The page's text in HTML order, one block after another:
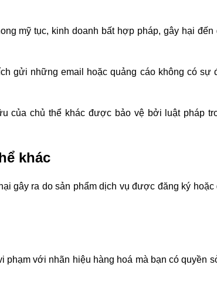
mỹ tục, kinh doanh bất hợp pháp, gây hại đến
gửi những email hoặc quảng cáo không có sự
của chủ thể khác được bảo vệ bởi luật pháp
khác
gây ra do sản phẩm dịch vụ được đăng ký hoặc
phạm với nhãn hiệu hàng hoá mà bạn có quyền